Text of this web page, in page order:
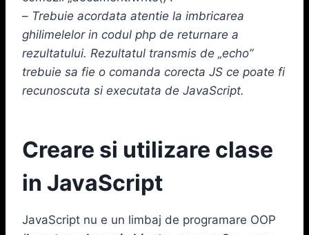
– Trebuie acordata atentie la imbricarea
ghilimelelor in codul php de returnare a
rezultatului. Rezultatul transmis de „echo”
trebuie sa fie o comanda corecta JS ce poate fi
recunoscuta si executata de JavaScript.
Creare si utilizare clase
in JavaScript
JavaScript nu e un limbaj de programare OOP